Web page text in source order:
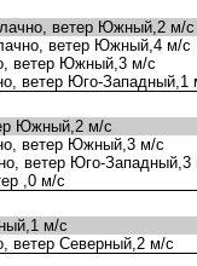
ветер Южный,2 м/с
ветер Южный,4 м/с
ветер Южный,3 м/с
ветер Юго-Западный,1
Южный,2 м/с
ветер Южный,3 м/с
ветер Юго-Западный,3
,0 м/с
м/с
ветер Северный,2 м/с